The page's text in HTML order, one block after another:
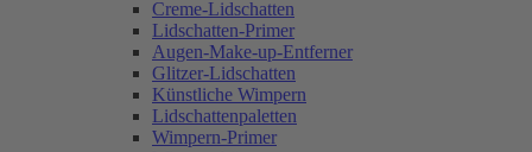
Creme-Lidschatten
Lidschatten-Primer
Augen-Make-up-Entferner
Glitzer-Lidschatten
Künstliche Wimpern
Lidschattenpaletten
Wimpern-Primer